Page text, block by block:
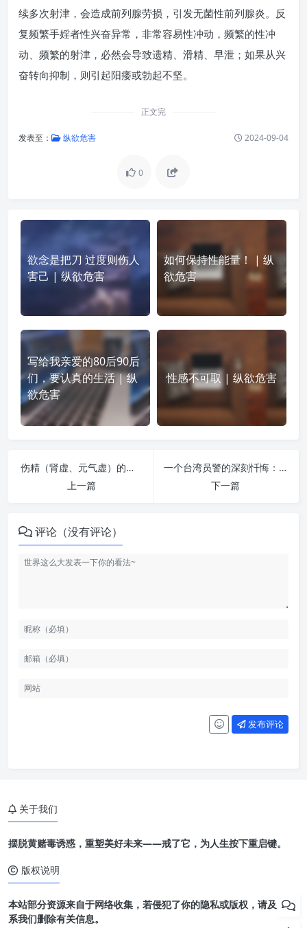
续多次射津，会造成前列腺劳损，引发无菌性前列腺炎。反
复频繁手婬者性兴奋异常，非常容易性冲动，频繁的性冲
动、频繁的射津，必然会导致遗精、滑精、早泄；如果从兴
奋转向抑制，则引起阳痿或勃起不坚。
正文完
发表至： 纵欲危害 2024-09-04
0
欲念是把刀 过度则伤人
害己 | 纵欲危害
如何保持性能量！ | 纵
欲危害
写给我亲爱的80后90后
们，要认真的生活 | 纵
欲危害
性感不可取 | 纵欲危害
伤精（肾虚、元气虚）的种种表现和治疗方法 | 纵欲危害
上一篇
一个台湾员警的深刻忏悔：犯婬者事必败！ | 纵欲危害
下一篇
评论（没有评论）
发布评论
关于我们
摆脱黄赌毒诱惑，重塑美好未来——戒了它，为人生按下重启键。
版权说明
本站部分资源来自于网络收集，若侵犯了你的隐私或版权，请及时联
系我们删除有关信息。